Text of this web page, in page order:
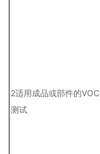
2适用成品或部件的VOC
测试